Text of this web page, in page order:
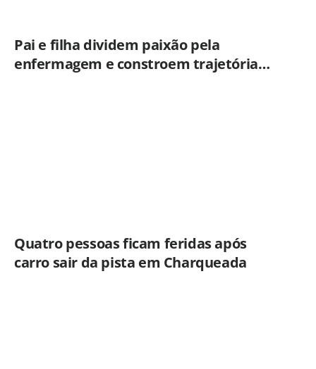
Pai e filha dividem paixão pela
enfermagem e constroem trajetória
Quatro pessoas ficam feridas após
carro sair da pista em Charqueada